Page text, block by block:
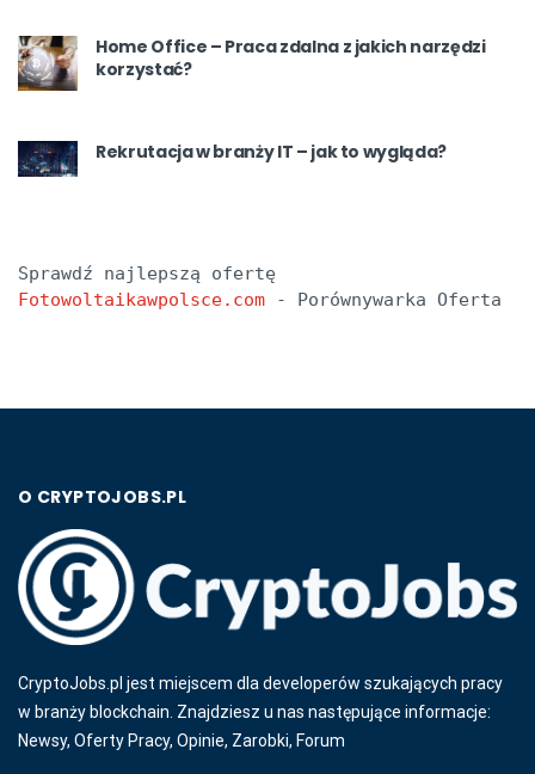
Home Office – Praca zdalna z jakich narzędzi
korzystać?
Rekrutacja w branży IT – jak to wygląda?
Fotowoltaikawpolsce.com - Porównywarka Oferta
O CRYPTOJOBS.PL
CryptoJobs.pl jest miejscem dla developerów szukających pracy
w branży blockchain. Znajdziesz u nas następujące informacje:
Newsy, Oferty Pracy, Opinie, Zarobki, Forum